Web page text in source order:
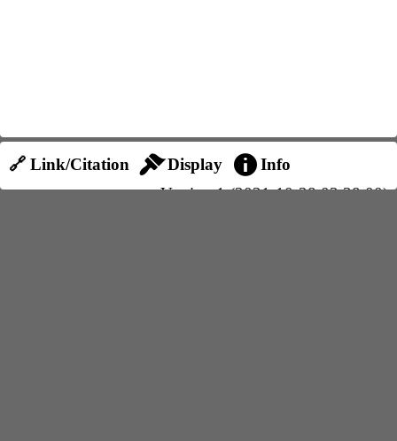
🔗 Link/Citation Display
Info
Version 1 (2021-10-28 03:38:00)